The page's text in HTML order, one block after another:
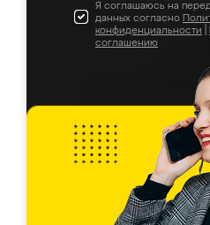
Я соглашаюсь на
данных согласно
конфиденциальности
соглашению